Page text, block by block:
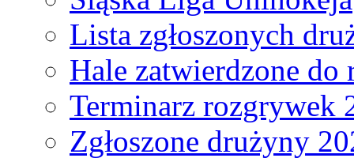
Lista zgłoszonych
Hale zatwierdzone do
Terminarz rozgrywek
Zgłoszone drużyny